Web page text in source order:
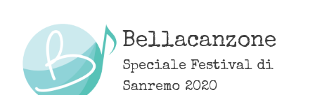
content
Bellacanzone
Speciale Festival di
Sanremo 2020